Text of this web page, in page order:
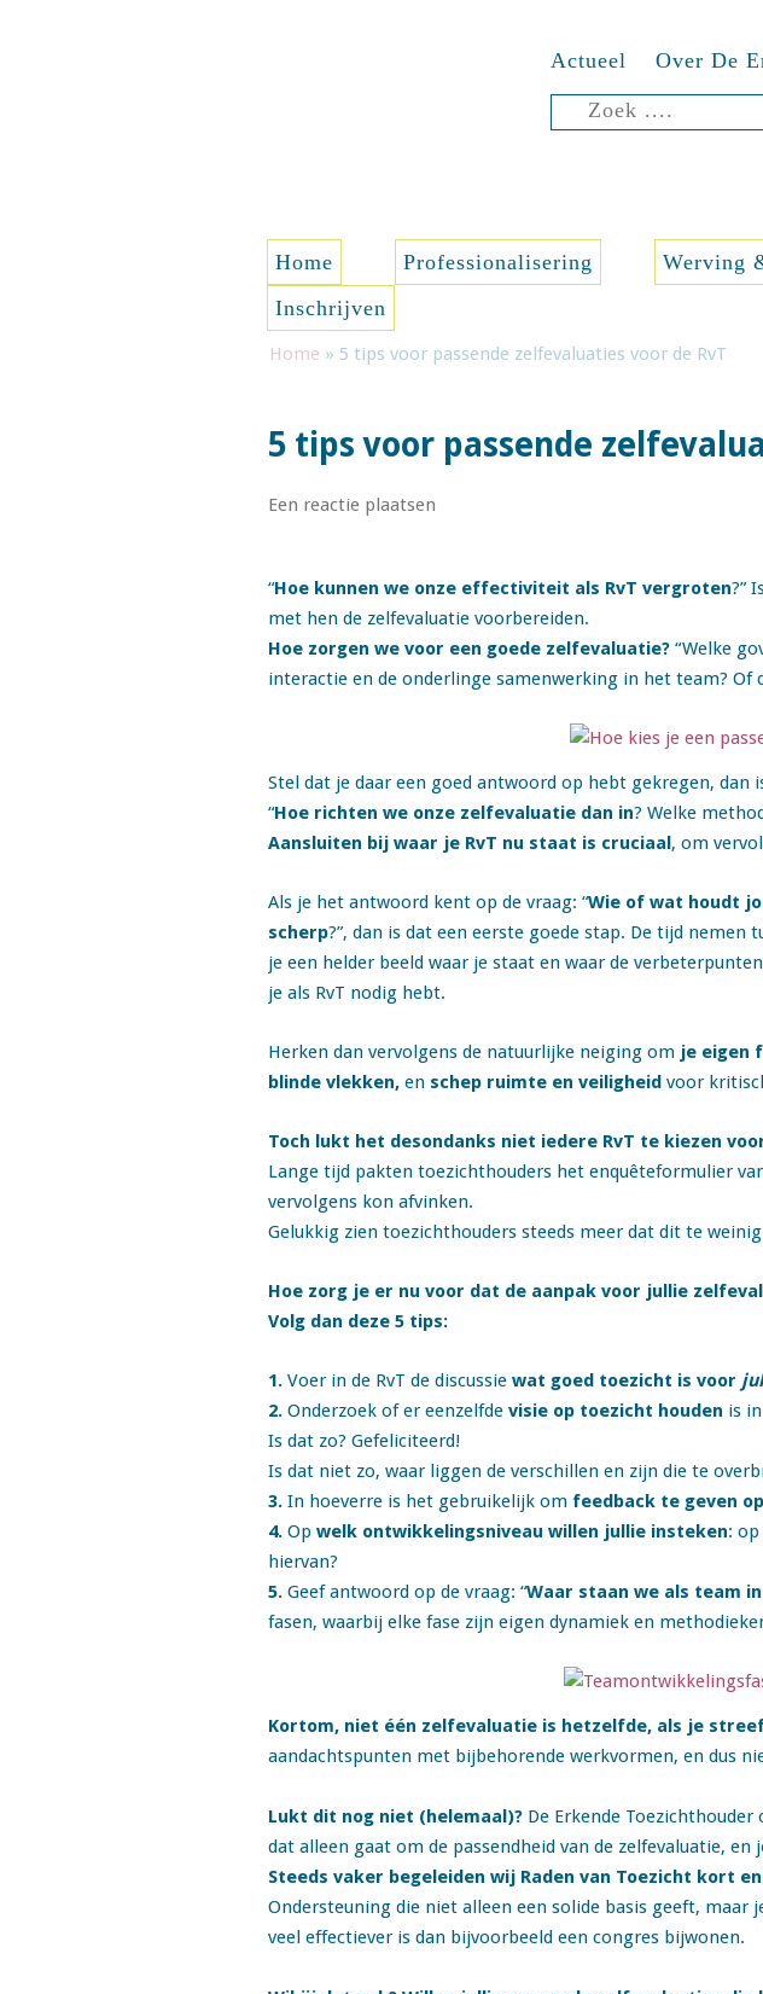
Actueel Over De
Zoeken
naar:
Home Professionalisering Werving
Inschrijven
Home » 5 tips voor passende zelfevaluaties voor de RvT
5 tips voor passende
Een reactie plaatsen
“Hoe kunnen we onze effectiviteit als RvT vergroten?”
met hen de zelfevaluatie voorbereiden.
Hoe zorgen we voor een goede zelfevaluatie? “Welke
interactie en de onderlinge samenwerking in het team? Of
Stel dat je daar een goed antwoord op hebt gekregen, dan
“Hoe richten we onze zelfevaluatie dan in? Welke
Aansluiten bij waar je RvT nu staat is cruciaal, om
Als je het antwoord kent op de vraag: “Wie of wat houdt
scherp?”, dan is dat een eerste goede stap. De tijd nemen
je een helder beeld waar je staat en waar de
je als RvT nodig hebt.
Herken dan vervolgens de natuurlijke neiging om je eigen
blinde vlekken, en schep ruimte en veiligheid voor
Toch lukt het desondanks niet iedere RvT te kiezen
Lange tijd pakten toezichthouders het enquêteformulier
vervolgens kon afvinken.
Gelukkig zien toezichthouders steeds meer dat dit te
Hoe zorg je er nu voor dat de aanpak voor jullie
Volg dan deze 5 tips:
1. Voer in de RvT de discussie wat goed toezicht is voor
2. Onderzoek of er eenzelfde visie op toezicht houden is
Is dat zo? Gefeliciteerd!
Is dat niet zo, waar liggen de verschillen en zijn die te
3. In hoeverre is het gebruikelijk om feedback te geven
4. Op welk ontwikkelingsniveau willen jullie insteken:
hiervan?
5. Geef antwoord op de vraag: “Waar staan we als team
fasen, waarbij elke fase zijn eigen dynamiek en
Kortom, niet één zelfevaluatie is hetzelfde, als je
aandachtspunten met bijbehorende werkvormen, en dus
Lukt dit nog niet (helemaal)? De Erkende
dat alleen gaat om de passendheid van de zelfevaluatie, en
Steeds vaker begeleiden wij Raden van Toezicht kort
Ondersteuning die niet alleen een solide basis geeft,
veel effectiever is dan bijvoorbeeld een congres bijwonen.